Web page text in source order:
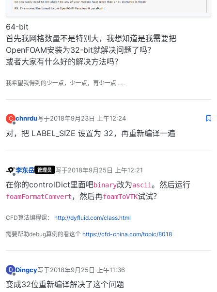
64-bit
首先我网格数量不是特别大，我想知道是我需要把
OpenFOAM安装为32-bit就解决问题了吗？
或者大家有什么好的解决方法吗？
我希望我得到的少一点，少一点，再少一点......
C chnrdu写于2018年9月23日 上午12:24
最后由 编辑
对，把 LABEL_SIZE 设置为 32，再重新编译一遍
李东岳 管理员 写于2018年9月25日 上午12:21
最后由 编辑
在你的controlDict里面吧binary改为ascii。然后运行
foamFormatComvert，然后再foamToVTK试试？
CFD算法编程课： http://dyfluid.com/class.html
需要帮助debug算例的看这个 https://cfd-china.com/topic/8018
D
离线
Dingcy写于2018年9月25日 上午11:36
最后由 编辑
变成32位重新编译解决了这个问题